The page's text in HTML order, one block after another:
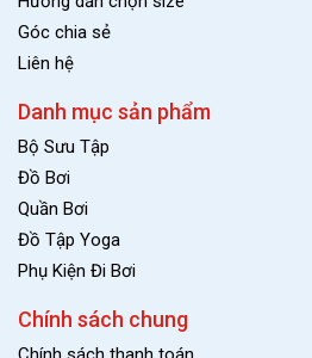
Góc chia sẻ
Liên hệ
Danh mục sản phẩm
Bộ Sưu Tập
Đồ Bơi
Quần Bơi
Đồ Tập Yoga
Phụ Kiện Đi Bơi
Chính sách chung